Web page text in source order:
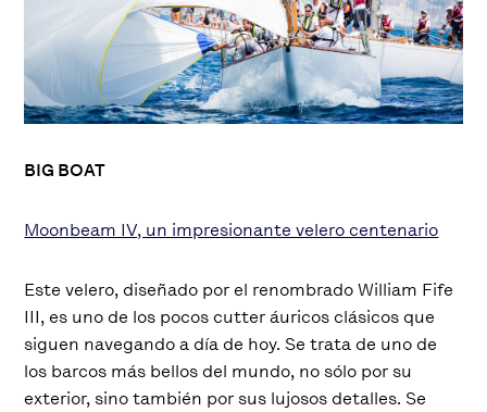
BIG BOAT
Moonbeam IV, un impresionante velero centenario
Este velero, diseñado por el renombrado William Fife
III, es uno de los pocos cutter áuricos clásicos que
siguen navegando a día de hoy. Se trata de uno de
los barcos más bellos del mundo, no sólo por su
exterior, sino también por sus lujosos detalles. Se